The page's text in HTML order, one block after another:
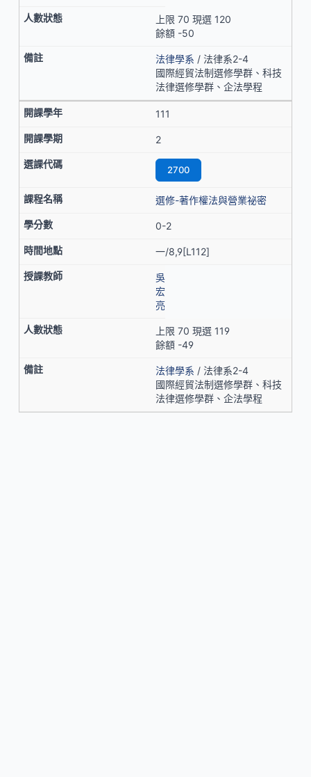
上限 70 現選 120
餘額 -50
法律學系 / 法律系2-4
國際經貿法制選修學群、科技
法律選修學群、企法學程
111
2
2700
選修-著作權法與營業祕密
0-2
一/8,9[L112]
吳
宏
亮
上限 70 現選 119
餘額 -49
法律學系 / 法律系2-4
國際經貿法制選修學群、科技
法律選修學群、企法學程